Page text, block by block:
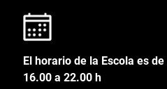
El horario de la Escola es
16.00 a 22.00 h